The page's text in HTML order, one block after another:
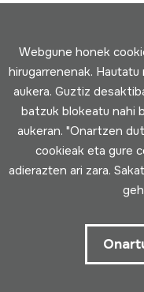
Webgune honek
hirugarrenenak.
aukera. Guztiz
batzuk blokeatu nahi
aukeran. "Onartzen
cookieak eta gure
adierazten ari zara.